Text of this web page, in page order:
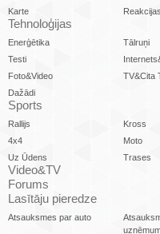
Karte
Tehnoloģijas
Enerģētika Tālruņi
Testi
Foto&Video
TV&Cita
Dažādi
Sports
Rallijs Kross
4x4
Moto
Uz Ūdens
Trases
Video&TV
Forums
Lasītāju pieredze
Atsauksmes par auto